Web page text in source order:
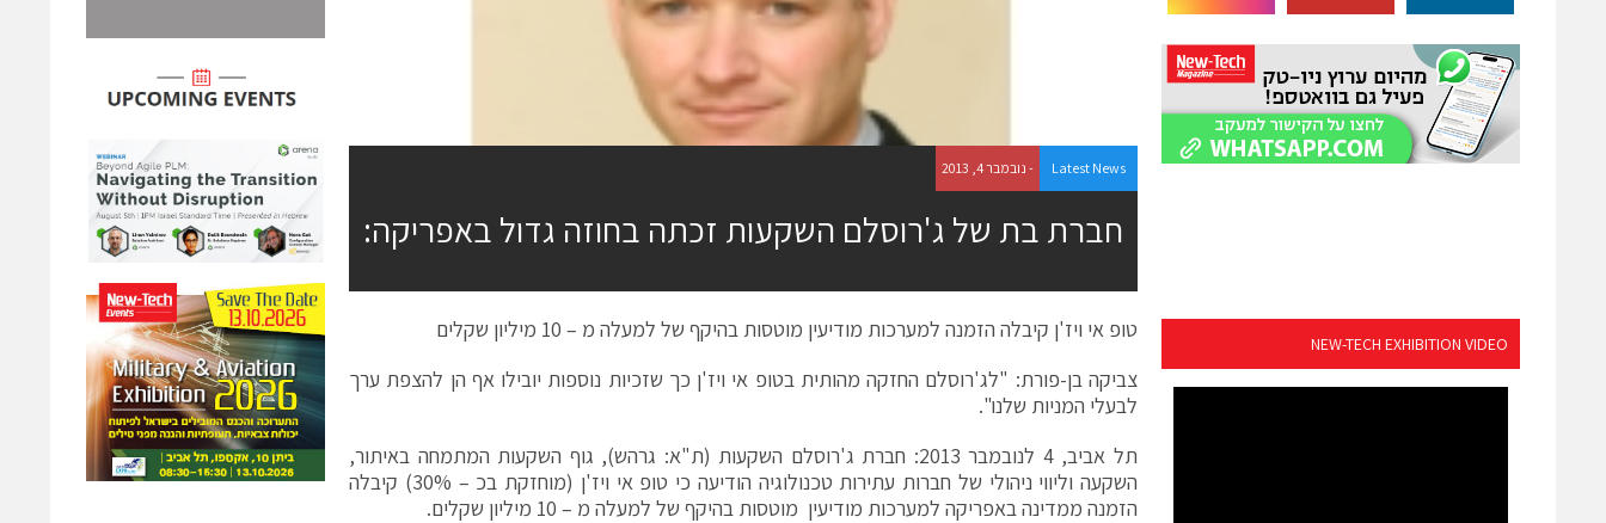
Latest News - נובמבר 4, 2013
חברת בת של ג'רוסלם השקעות זכתה בחוזה גדול באפריקה:
טופ אי ויז'ן קיבלה הזמנה למערכות מודיעין מוטסות בהיקף של למעלה מ – 10 מיליון שקלים
צביקה בן-פורת: "לג'רוסלם החזקה מהותית בטופ אי ויז'ן כך שזכיות נוספות יובילו אף הן להצפת ערך
לבעלי המניות שלנו".
תל אביב, 4 לנובמבר 2013: חברת ג'רוסלם השקעות (ת"א: גרהש), גוף השקעות המתמחה באיתור,
השקעה וליווי ניהולי של חברות עתירות טכנולוגיה הודיעה כי טופ אי ויז'ן (מוחזקת בכ – 30%) קיבלה
הזמנה ממדינה באפריקה למערכות מודיעין מוטסות בהיקף של למעלה מ – 10 מיליון שקלים.
NEW-TECH EXHIBITION VIDEO